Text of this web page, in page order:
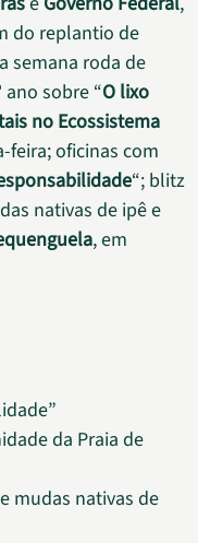
do replantio de
semana roda de
ano sobre “O lixo
no Ecossistema
feira; oficinas com
“; blitz
nativas de ipê e
, em
da Praia de
mudas nativas de